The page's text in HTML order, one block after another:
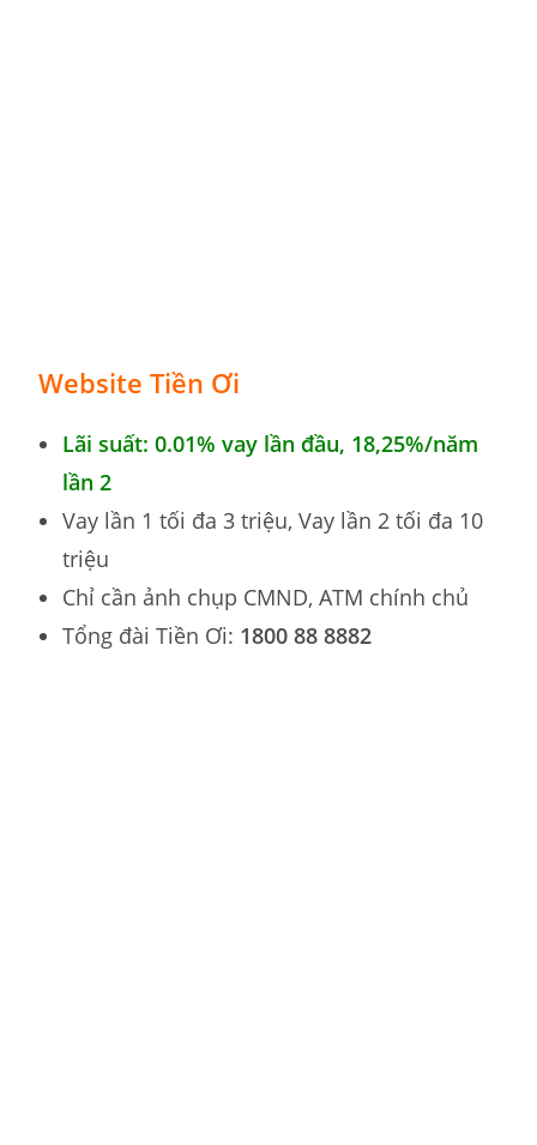
Website Tiền Ơi
Lãi suất: 0.01% vay lần đầu, 18,25%/năm
lần 2
Vay lần 1 tối đa 3 triệu, Vay lần 2 tối đa 10
triệu
Chỉ cần ảnh chụp CMND, ATM chính chủ
Tổng đài Tiền Ơi: 1800 88 8882